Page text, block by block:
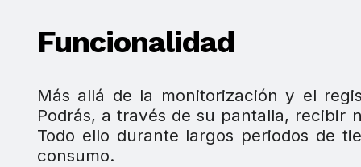
Funcionalidad
Más allá de la monitorización y el
Podrás, a través de su pantalla, recibir
Todo ello durante largos periodos de
consumo.